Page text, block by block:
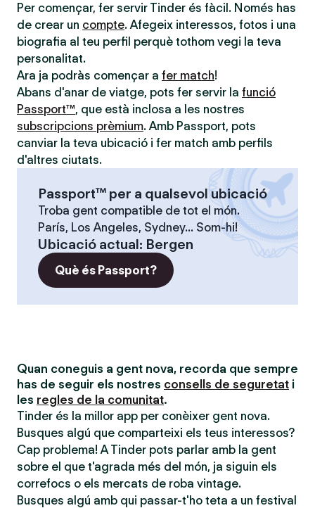
Per començar, fer servir Tinder és fàcil. Només has
de crear un compte. Afegeix interessos, fotos i una
biografia al teu perfil perquè tothom vegi la teva
personalitat.
Ara ja podràs començar a fer match!
Abans d'anar de viatge, pots fer servir la funció
Passport™, que està inclosa a les nostres
subscripcions prèmium. Amb Passport, pots
canviar la teva ubicació i fer match amb perfils
d'altres ciutats.
Passport™ per a qualsevol ubicació
Troba gent compatible de tot el món.
París, Los Angeles, Sydney... Som-hi!
Ubicació actual: Bergen
Què és Passport?
Quan coneguis a gent nova, recorda que sempre
has de seguir els nostres consells de seguretat i
les regles de la comunitat.
Tinder és la millor app per conèixer gent nova.
Busques algú que comparteixi els teus interessos?
Cap problema! A Tinder pots parlar amb la gent
sobre el que t'agrada més del món, ja siguin els
correfocs o els mercats de roba vintage.
Busques algú amb qui passar-t'ho teta a un festival